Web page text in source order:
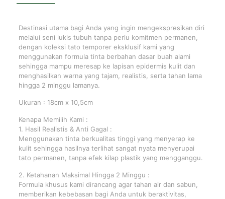
Destinasi utama bagi Anda yang ingin mengekspresikan diri
melalui seni lukis tubuh tanpa perlu komitmen permanen,
dengan koleksi tato temporer eksklusif kami yang
menggunakan formula tinta berbahan dasar buah alami
sehingga mampu meresap ke lapisan epidermis kulit dan
menghasilkan warna yang tajam, realistis, serta tahan lama
hingga 2 minggu lamanya.
Ukuran : 18cm x 10,5cm
Kenapa Memilih Kami :
1. Hasil Realistis & Anti Gagal :
Menggunakan tinta berkualitas tinggi yang menyerap ke
kulit sehingga hasilnya terlihat sangat nyata menyerupai
tato permanen, tanpa efek kilap plastik yang mengganggu.
2. Ketahanan Maksimal Hingga 2 Minggu :
Formula khusus kami dirancang agar tahan air dan sabun,
memberikan kebebasan bagi Anda untuk beraktivitas,